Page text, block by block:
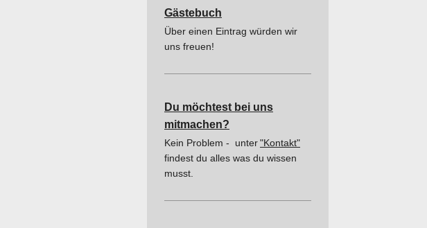
Gästebuch
Über einen Eintrag würden wir
uns freuen!
Du möchtest bei uns
mitmachen?
Kein Problem - unter"Kontakt"
findest du alles was du wissen
musst.